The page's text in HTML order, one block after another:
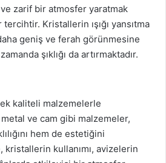
zarif bir atmosfer yaratmak
Kristallerin ışığı yansıtma
geniş ve ferah görünmesine
şıklığı da artırmaktadır.
kaliteli malzemelerle
ve cam gibi malzemeler,
hem de estetiğini
kristallerin kullanımı, avizelerin